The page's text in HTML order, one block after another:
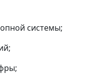
системы;